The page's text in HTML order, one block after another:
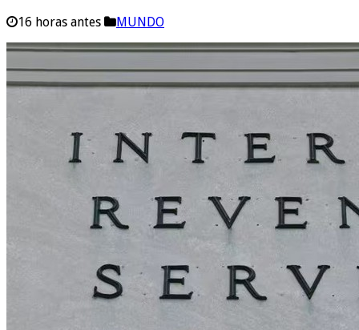
16 horas antes MUNDO